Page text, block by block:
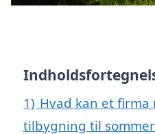
1) Hvad kan et firma
tilbygning til